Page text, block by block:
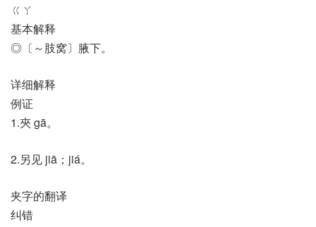
ㄍㄚ
基本解释
◎〔～肢窝〕腋下。
详细解释
例证
1.夾 gā。
2.另见 jiā；jiá。
夹字的翻译
纠错